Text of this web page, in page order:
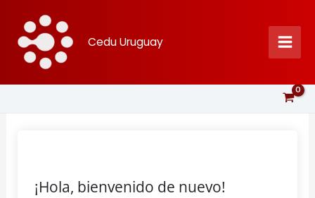
contenido
Cedu Uruguay
¡Hola, bienvenido de nuevo!